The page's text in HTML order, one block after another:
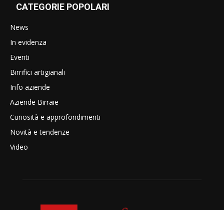
CATEGORIE POPOLARI
News
In evidenza
Eventi
Birrifici artigianali
Info aziende
Aziende Birraie
Curiosità e approfondimenti
Novità e tendenze
Video